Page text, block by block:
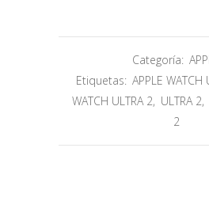
Categoría:
Etiquetas: APPLE WATCH
WATCH ULTRA 2, ULTRA 2,
2